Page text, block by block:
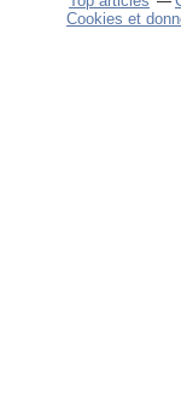
Cookies et